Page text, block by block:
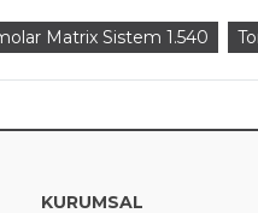
Matrix Sistem 1.540
KURUMSAL